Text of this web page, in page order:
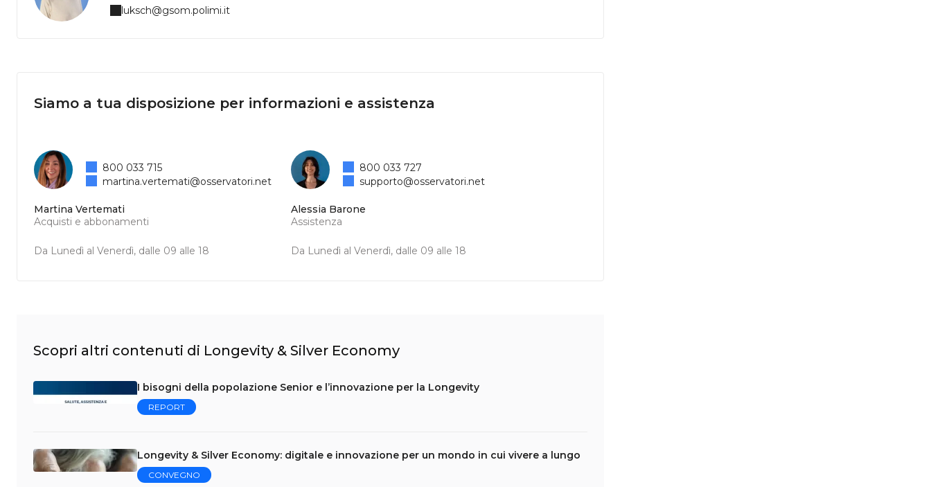
luksch@gsom.polimi.it
Siamo a tua disposizione per informazioni e assistenza
Martina Vertemati
Acquisti e abbonamenti
Da Lunedì al Venerdì, dalle 09 alle 18
800 033 715
martina.vertemati@osservatori.net
Alessia Barone
Assistenza
Da Lunedì al Venerdì, dalle 09 alle 18
800 033 727
supporto@osservatori.net
Scopri altri contenuti di Longevity & Silver Economy
I bisogni della popolazione Senior e l’innovazione per la Longevity
REPORT
Longevity & Silver Economy: digitale e innovazione per un mondo in cui vivere a lungo
CONVEGNO